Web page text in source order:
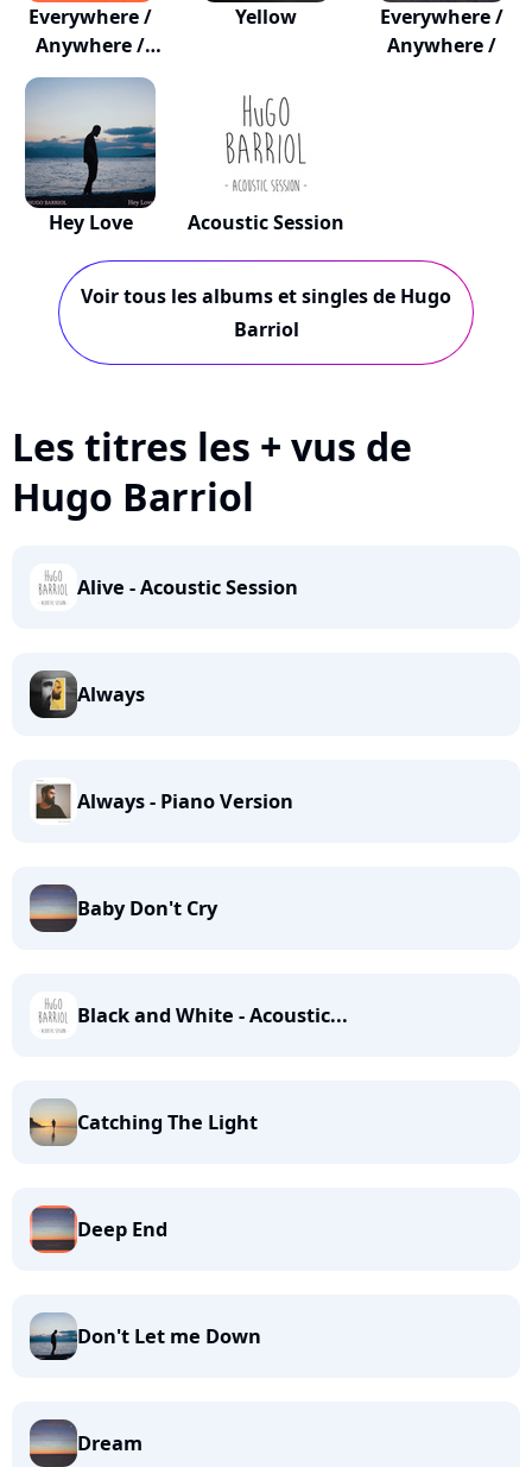
Everywhere /
Anywhere /
(Delu...
Yellow
Everywhere /
Anywhere /
Hey Love Acoustic Session
Voir tous les albums et singles de Hugo
Barriol
Les titres les + vus de
Hugo Barriol
Alive - Acoustic Session
Always
Always - Piano Version
Baby Don't Cry
Black and White - Acoustic...
Catching The Light
Deep End
Don't Let me Down
Dream